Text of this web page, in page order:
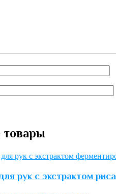
товары
рук с экстрактом риса